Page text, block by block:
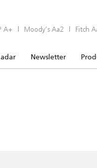
A+ | Moody’s Aa2 | Fitch
Newsletter